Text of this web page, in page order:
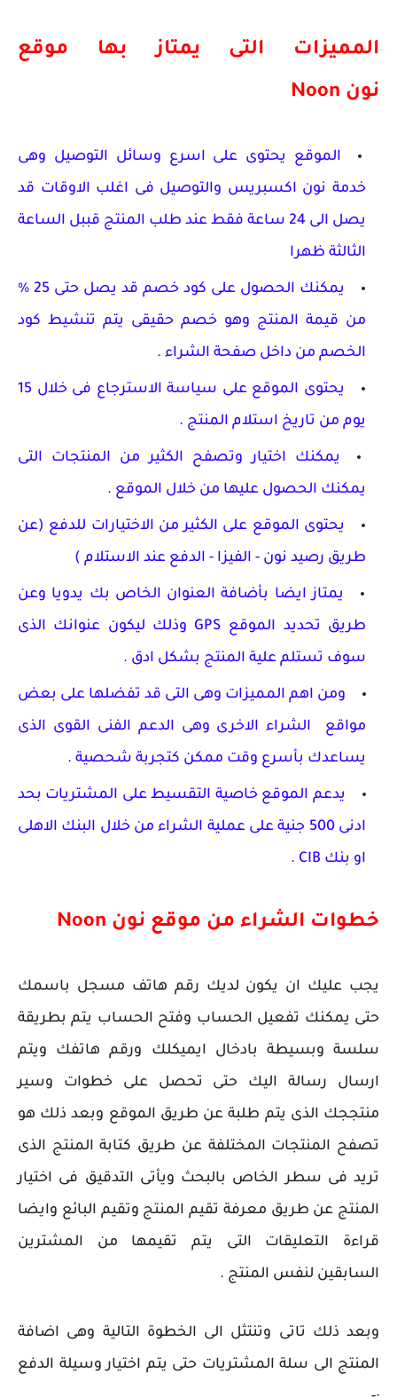
المميزات التى يمتاز بها موقع
نون Noon
الموقع يحتوى على اسرع وسائل التوصيل وهى
خدمة نون اكسبريس والتوصيل فى اغلب الاوقات قد
يصل الى 24 ساعة فقط عند طلب المنتج قببل الساعة
الثالثة ظهرا
يمكنك الحصول على كود خصم قد يصل حتى 25 %
من قيمة المنتج وهو خصم حقيقى يتم تنشيط كود
الخصم من داخل صفحة الشراء .
يحتوى الموقع على سياسة الاسترجاع فى خلال 15
يوم من تاريخ استلام المنتج .
يمكنك اختيار وتصفح الكثير من المنتجات التى
يمكنك الحصول عليها من خلال الموقع .
يحتوى الموقع على الكثير من الاختيارات للدفع (عن
طريق رصيد نون - الفيزا - الدفع عند الاستلام )
يمتاز ايضا بأضافة العنوان الخاص بك يدويا وعن
طريق تحديد الموقع GPS وذلك ليكون عنوانك الذى
سوف تستلم علية المنتج بشكل ادق .
ومن اهم المميزات وهى التى قد تفضلها على بعض
مواقع الشراء الاخرى وهى الدعم الفنى القوى الذى
يساعدك بأسرع وقت ممكن كتجربة شحصية .
يدعم الموقع خاصية التقسيط على المشتريات بحد
ادنى 500 جنية على عملية الشراء من خلال البنك الاهلى
او بنك CIB .
خطوات الشراء من موقع نون Noon
يجب عليك ان يكون لديك رقم هاتف مسجل باسمك
حتى يمكنك تفعيل الحساب وفتح الحساب يتم بطريقة
سلسة وبسيطة بادخال ايميكلك ورقم هاتفك ويتم
ارسال رسالة اليك حتى تحصل على خطوات وسير
منتججك الذى يتم طلبة عن طريق الموقع وبعد ذلك هو
تصفح المنتجات المختلفة عن طريق كتابة المنتج الذى
تريد فى سطر الخاص بالبحث ويأتى التدقيق فى اختيار
المنتج عن طريق معرفة تقيم المنتج وتقيم البائع وايضا
قراءة التعليقات التى يتم تقيمها من المشترين
السابقين لنفس المنتج .
وبعد ذلك تاتى وتنتثل الى الخطوة التالية وهى اضافة
المنتج الى سلة المشتريات حتى يتم اختيار وسيلة الدفع